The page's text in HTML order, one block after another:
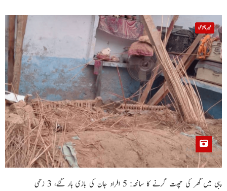
خیبر پختونخوا
پبی میں گھر کی چھت گرنے کا سانحہ: 5 افراد جان کی بازی ہار گئے، 3 زخمی